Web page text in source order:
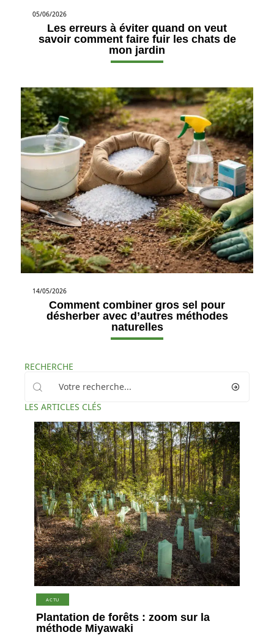
05/06/2026
Les erreurs à éviter quand on veut
savoir comment faire fuir les chats de
mon jardin
14/05/2026
Comment combiner gros sel pour
désherber avec d’autres méthodes
naturelles
RECHERCHE
LES ARTICLES CLÉS
ACTU
Plantation de forêts : zoom sur la
méthode Miyawaki